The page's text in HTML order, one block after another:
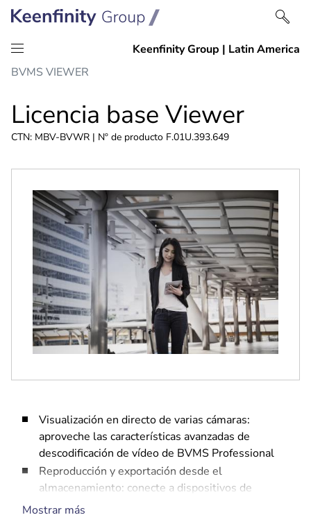
saltar
contenido
Saltar
navegación
BVMS VIEWER
Licencia base Viewer
CTN: MBV-BVWR | Nº de producto F.01U.393.649
Visualización en directo de varias cámaras:
aproveche las características avanzadas de
descodificación de vídeo de BVMS Professional
Reproducción y exportación desde el
almacenamiento: conecte a dispositivos de
almacenamiento externo de Bosch
Mostrar más